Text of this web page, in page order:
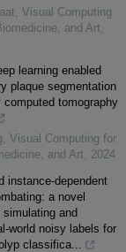
, Visual Computing
and Art,
learning enabled
plaque segmentation
computed tomography
, Visual Computing for
and Art, 2024
instance-dependent
a novel
and
world noisy labels for
classifica...